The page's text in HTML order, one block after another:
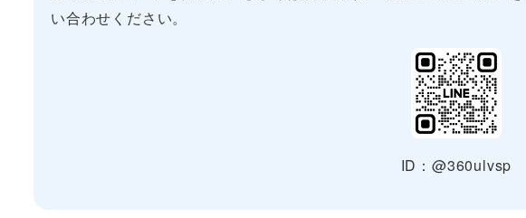
い合わせください。
ID：@360ulvsp